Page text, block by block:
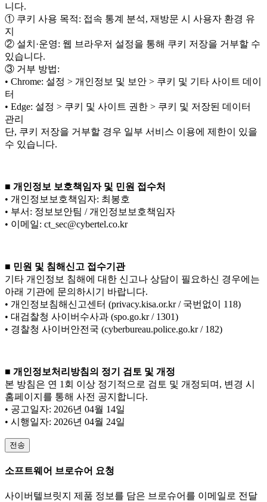
니다.
① 쿠키 사용 목적: 접속 통계 분석, 재방문 시 사용자 환경 유
지
② 설치·운영: 웹 브라우저 설정을 통해 쿠키 저장을 거부할 수
있습니다.
③ 거부 방법:
• Chrome: 설정 > 개인정보 및 보안 > 쿠키 및 기타 사이트 데이
터
• Edge: 설정 > 쿠키 및 사이트 권한 > 쿠키 및 저장된 데이터
관리
단, 쿠키 저장을 거부할 경우 일부 서비스 이용에 제한이 있을
수 있습니다.
■ 개인정보 보호책임자 및 민원 접수처
• 개인정보보호책임자: 최봉호
• 부서: 정보보안팀 / 개인정보보호책임자
• 이메일: ct_sec@cybertel.co.kr
■ 민원 및 침해신고 접수기관
기타 개인정보 침해에 대한 신고나 상담이 필요하신 경우에는
아래 기관에 문의하시기 바랍니다.
• 개인정보침해신고센터 (privacy.kisa.or.kr / 국번없이 118)
• 대검찰청 사이버수사과 (spo.go.kr / 1301)
• 경찰청 사이버안전국 (cyberbureau.police.go.kr / 182)
■ 개인정보처리방침의 정기 검토 및 개정
본 방침은 연 1회 이상 정기적으로 검토 및 개정되며, 변경 시
홈페이지를 통해 사전 공지합니다.
• 공고일자: 2026년 04월 14일
• 시행일자: 2026년 04월 24일
전송
소프트웨어 브로슈어 요청
사이버텔브릿지 제품 정보를 담은 브로슈어를 이메일로 전달